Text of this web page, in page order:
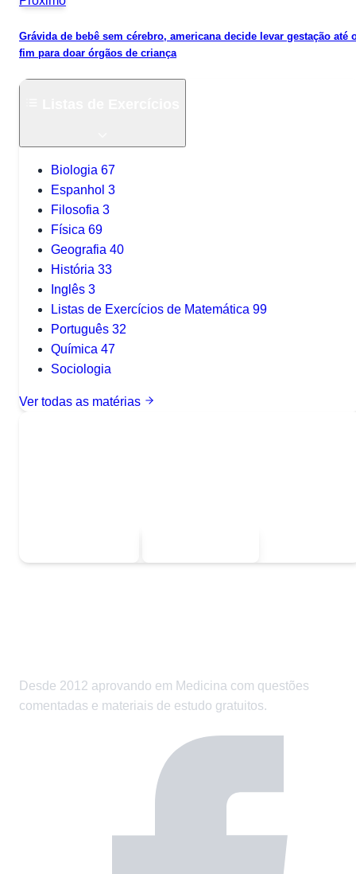
Grávida de bebê sem cérebro, americana decide levar gestação até
fim para doar órgãos de criança
Biologia 67
Espanhol 3
Filosofia 3
Física 69
Geografia 40
História 33
Inglês 3
Listas de Exercícios de Matemática 99
Português 32
Química 47
Sociologia
Ver todas as matérias
Desde 2012 aprovando em Medicina com questões
comentadas e materiais de estudo gratuitos.